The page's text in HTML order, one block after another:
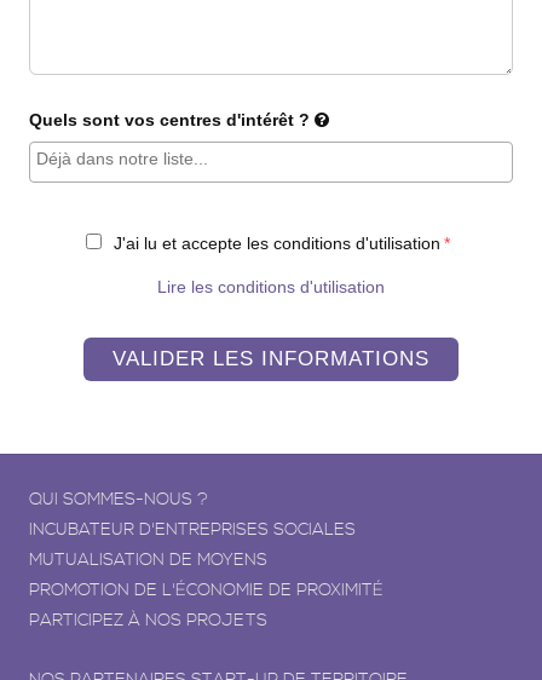
Quels sont vos centres d'intérêt ?
J'ai lu et accepte les conditions d'utilisation
Lire les conditions d'utilisation
VALIDER LES INFORMATIONS
QUI SOMMES-NOUS ?
INCUBATEUR D'ENTREPRISES SOCIALES
MUTUALISATION DE MOYENS
PROMOTION DE L'ÉCONOMIE DE PROXIMITÉ
PARTICIPEZ À NOS PROJETS